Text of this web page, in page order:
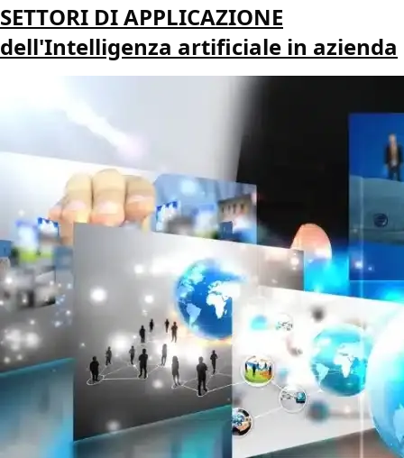
SETTORI DI APPLICAZIONE
dell'Intelligenza artificiale in azienda